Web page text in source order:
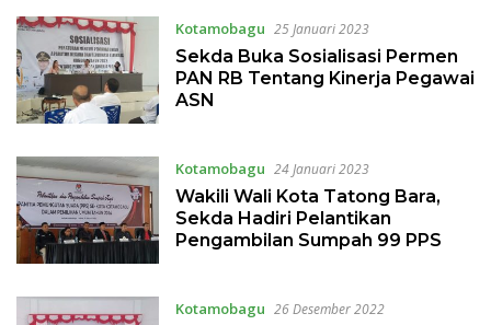
Kotamobagu 25 Januari 2023
Sekda Buka Sosialisasi Permen
PAN RB Tentang Kinerja Pegawai
ASN
Kotamobagu 24 Januari 2023
Wakili Wali Kota Tatong Bara,
Sekda Hadiri Pelantikan
Pengambilan Sumpah 99 PPS
Kotamobagu 26 Desember 2022